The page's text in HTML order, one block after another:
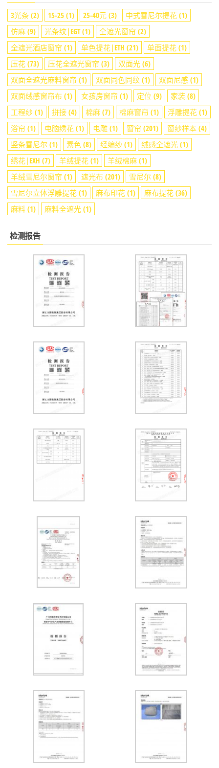
3光条 (2) 15-25 (1) 25-40元 (3) 中式雪尼尔提花 (1)
仿麻 (9) 光条纹|EGT(1) 全遮光窗帘 (2)
全遮光酒店窗帘 (1) 单色提花|ETH (21) 单面提花 (1)
压花 (73) 压花全遮光窗帘 (3) 双面光 (6)
双面全遮光麻料窗帘 (1) 双面同色同纹 (1) 双面尼感 (1)
双面绒感窗帘布 (1) 女孩房窗帘 (1) 定位 (9) 家装 (8)
工程纱 (1) 拼接 (4) 棉麻 (7) 棉麻窗帘 (1) 浮雕提花 (1)
浴帘 (1) 电脑绣花 (1) 电雕 (1) 窗帘 (201) 窗纱样本 (4)
竖条雪尼尔 (1) 素色 (8) 经编纱 (1) 绒感全遮光 (1)
绣花|EXH (7) 羊绒提花 (1) 羊绒棉麻 (1)
羊绒雪尼尔窗帘 (1) 遮光布 (201) 雪尼尔 (8)
雪尼尔立体浮雕提花 (1) 麻布印花 (1) 麻布提花 (36)
麻料 (1) 麻料全遮光 (1)
检测报告